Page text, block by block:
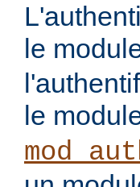
le
le